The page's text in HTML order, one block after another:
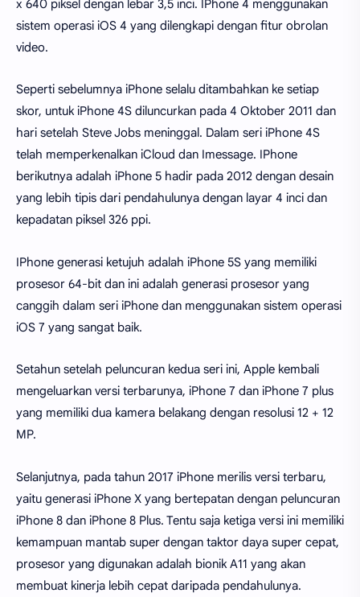
x 640 piksel dengan lebar 3,5 inci. IPhone 4 menggunakan
sistem operasi iOS 4 yang dilengkapi dengan fitur obrolan
video.
Seperti sebelumnya iPhone selalu ditambahkan ke setiap
skor, untuk iPhone 4S diluncurkan pada 4 Oktober 2011 dan
hari setelah Steve Jobs meninggal. Dalam seri iPhone 4S
telah memperkenalkan iCloud dan Imessage. IPhone
berikutnya adalah iPhone 5 hadir pada 2012 dengan desain
yang lebih tipis dari pendahulunya dengan layar 4 inci dan
kepadatan piksel 326 ppi.
IPhone generasi ketujuh adalah iPhone 5S yang memiliki
prosesor 64-bit dan ini adalah generasi prosesor yang
canggih dalam seri iPhone dan menggunakan sistem operasi
iOS 7 yang sangat baik.
Setahun setelah peluncuran kedua seri ini, Apple kembali
mengeluarkan versi terbarunya, iPhone 7 dan iPhone 7 plus
yang memiliki dua kamera belakang dengan resolusi 12 + 12
MP.
Selanjutnya, pada tahun 2017 iPhone merilis versi terbaru,
yaitu generasi iPhone X yang bertepatan dengan peluncuran
iPhone 8 dan iPhone 8 Plus. Tentu saja ketiga versi ini memiliki
kemampuan mantab super dengan taktor daya super cepat,
prosesor yang digunakan adalah bionik A11 yang akan
membuat kinerja lebih cepat daripada pendahulunya.